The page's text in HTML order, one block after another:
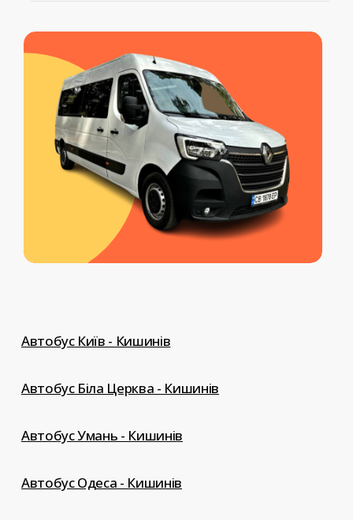
перевезення тварин, перевезення
документів, доставка передач,
індивідуальний трансфер до
Європи.
Автобус Київ - Кишинів
Автобус Біла Церква - Кишинів
Автобус Умань - Кишинів
Автобус Одеса - Кишинів